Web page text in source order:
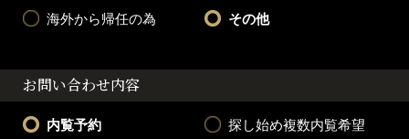
海外から帰任の為 その他
お問い合わせ内容
内覧予約 探し始め複数内覧希望